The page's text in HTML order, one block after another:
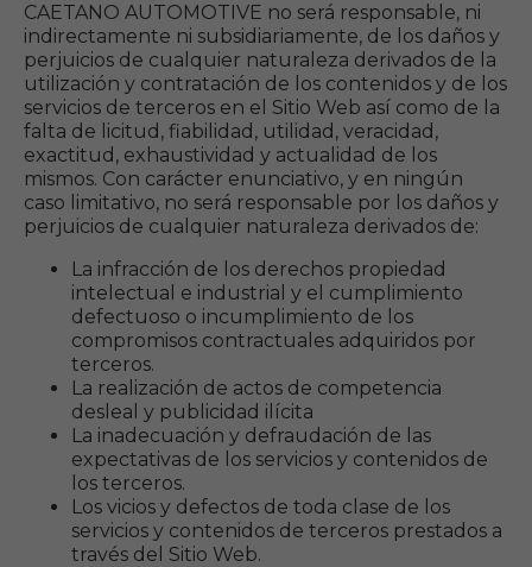
CAETANO AUTOMOTIVE no será responsable, ni
indirectamente ni subsidiariamente, de los daños y
perjuicios de cualquier naturaleza derivados de la
utilización y contratación de los contenidos y de los
servicios de terceros en el Sitio Web así como de la
falta de licitud, fiabilidad, utilidad, veracidad,
exactitud, exhaustividad y actualidad de los
mismos. Con carácter enunciativo, y en ningún
caso limitativo, no será responsable por los daños y
perjuicios de cualquier naturaleza derivados de:
La infracción de los derechos propiedad
intelectual e industrial y el cumplimiento
defectuoso o incumplimiento de los
compromisos contractuales adquiridos por
terceros.
La realización de actos de competencia
desleal y publicidad ilícita
La inadecuación y defraudación de las
expectativas de los servicios y contenidos de
los terceros.
Los vicios y defectos de toda clase de los
servicios y contenidos de terceros prestados a
través del Sitio Web.